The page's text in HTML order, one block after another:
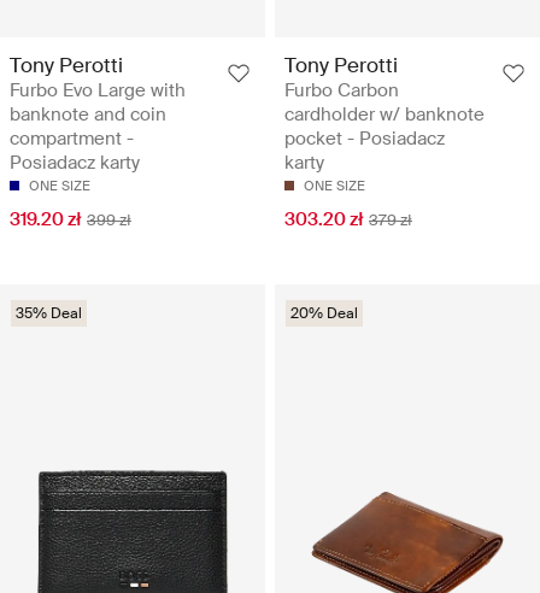
Tony Perotti
Furbo Evo Large with
banknote and coin
compartment -
Posiadacz karty
ONE SIZE
319.20 zł 399 zł
Tony Perotti
Furbo Carbon
cardholder w/ banknote
pocket - Posiadacz
karty
ONE SIZE
303.20 zł 379 zł
35% Deal 20% Deal